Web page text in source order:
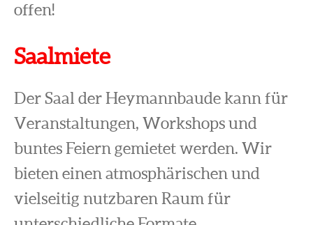
offen!
Saalmiete
Der Saal der Heymannbaude kann für
Veranstaltungen, Workshops und
buntes Feiern gemietet werden. Wir
bieten einen atmosphärischen und
vielseitig nutzbaren Raum für